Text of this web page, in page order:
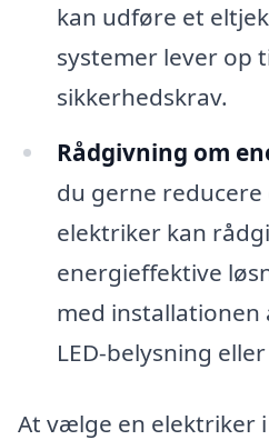
kan udføre et
systemer lever op
sikkerhedskrav.
Rådgivning om
du gerne reducere
elektriker kan
energieffektive
med installationen
LED-belysning
At vælge en elektriker